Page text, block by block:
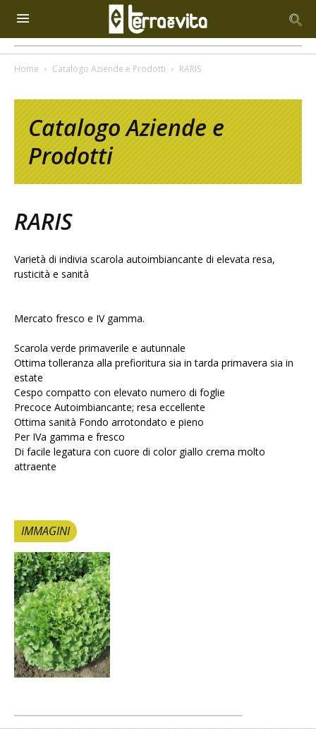
Home Catalogo Aziende e Prodotti RARIS
Catalogo Aziende e
Prodotti
RARIS
Varietà di indivia scarola autoimbiancante di elevata resa,
rusticità e sanità
Mercato fresco e IV gamma.
Scarola verde primaverile e autunnale
Ottima tolleranza alla prefioritura sia in tarda primavera sia in
estate
Cespo compatto con elevato numero di foglie
Precoce Autoimbiancante; resa eccellente
Ottima sanità Fondo arrotondato e pieno
Per IVa gamma e fresco
Di facile legatura con cuore di color giallo crema molto
attraente
IMMAGINI